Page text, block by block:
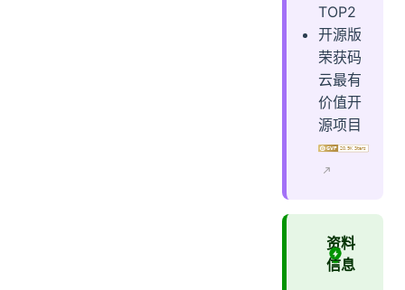
TOP2
开源版
荣获码
云最有
价值开
源项目
资料
信息